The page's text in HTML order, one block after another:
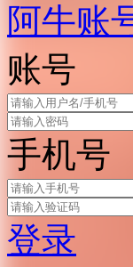
阿牛账
账号
手机号
登录